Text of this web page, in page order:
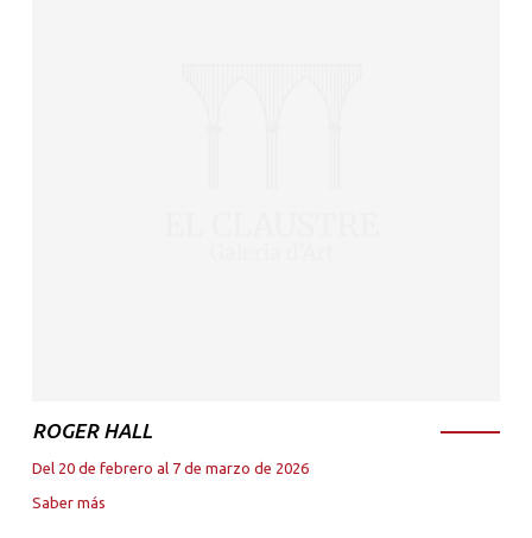
ROGER HALL
Del 20 de febrero al 7 de marzo de 2026
Saber más